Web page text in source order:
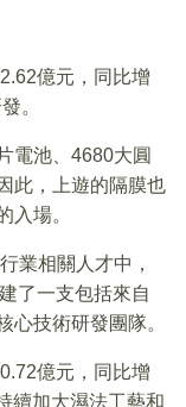
億元，同比增
。
電池、4680大圓
此，上遊的隔膜也
入場。
業相關人才中，
了一支包括來自
心技術研發團隊。
億元，同比增
續加大濕法工藝和